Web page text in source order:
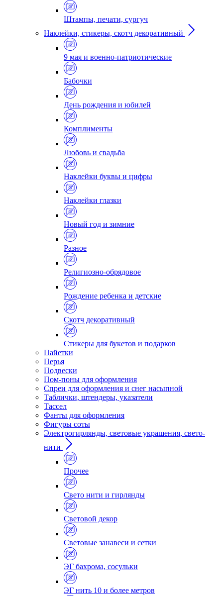
Штампы, печати, сургуч
Наклейки, стикеры, скотч декоративный
9 мая и военно-патриотические
Бабочки
День рождения и юбилей
Комплименты
Любовь и свадьба
Наклейки буквы и цифры
Наклейки глазки
Новый год и зимние
Разное
Религиозно-обрядовое
Рождение ребенка и детские
Скотч декоративный
Стикеры для букетов и подарков
Пайетки
Перья
Подвески
Пом-поны для оформления
Спреи для оформления и снег насыпной
Таблички, штендеры, указатели
Тассел
Фанты для оформления
Фигуры соты
Электрогирлянды, световые украшения, свето-
нити
Прочее
Свето нити и гирлянды
Световой декор
Световые занавеси и сетки
ЭГ бахрома, сосульки
ЭГ нить 10 и более метров